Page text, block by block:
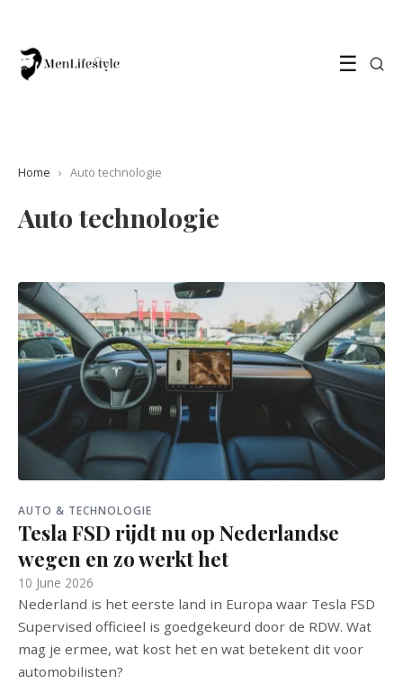
☰
Home › Auto technologie
Auto technologie
AUTO & TECHNOLOGIE
Tesla FSD rijdt nu op Nederlandse
wegen en zo werkt het
10 June 2026
Nederland is het eerste land in Europa waar Tesla FSD
Supervised officieel is goedgekeurd door de RDW. Wat
mag je ermee, wat kost het en wat betekent dit voor
automobilisten?